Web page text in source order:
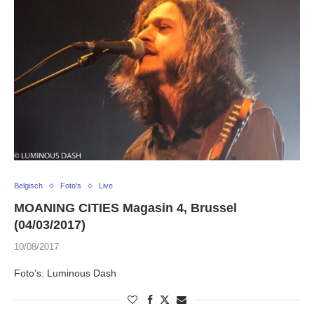
Belgisch Foto's Live
MOANING CITIES Magasin 4, Brussel
(04/03/2017)
10/08/2017
Foto’s: Luminous Dash